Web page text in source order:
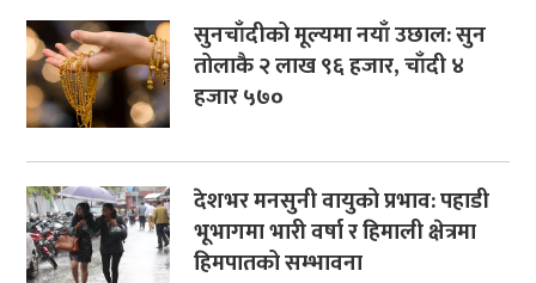
सुनचाँदीको मूल्यमा नयाँ उछाल: सुन
तोलाकै २ लाख ९६ हजार, चाँदी ४
हजार ५७०
देशभर मनसुनी वायुको प्रभाव: पहाडी
भूभागमा भारी वर्षा र हिमाली क्षेत्रमा
हिमपातको सम्भावना